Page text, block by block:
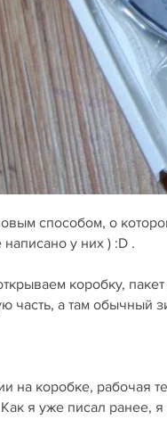
способом, о
написано у них ) :D .
коробку,
часть, а там обычный
на коробке, рабочая
я уже писал ранее,